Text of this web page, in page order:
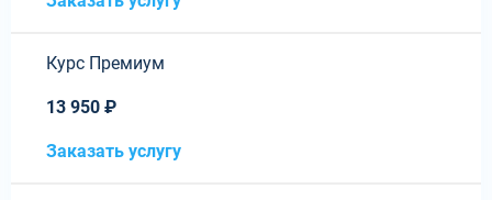
Курс Премиум
13 950 ₽
Заказать услугу